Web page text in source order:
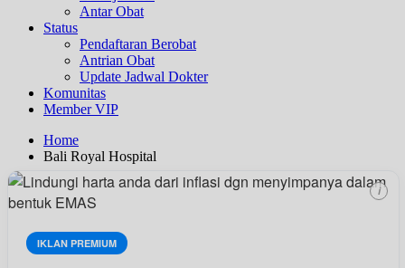
Antar Obat
Status
Pendaftaran Berobat
Antrian Obat
Update Jadwal Dokter
Komunitas
Member VIP
Home
Bali Royal Hospital
IKLAN PREMIUM
i